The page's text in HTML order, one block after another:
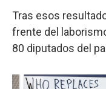
Tras esos
frente del
80 diputados del